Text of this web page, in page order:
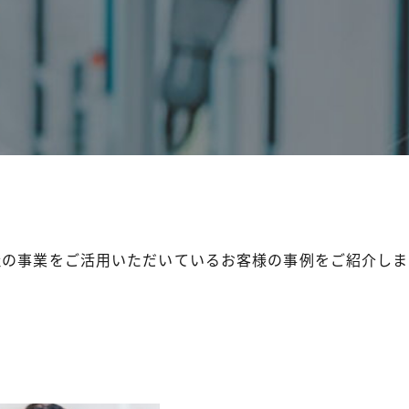
事業をご活用いただいているお客様の事例をご紹介し